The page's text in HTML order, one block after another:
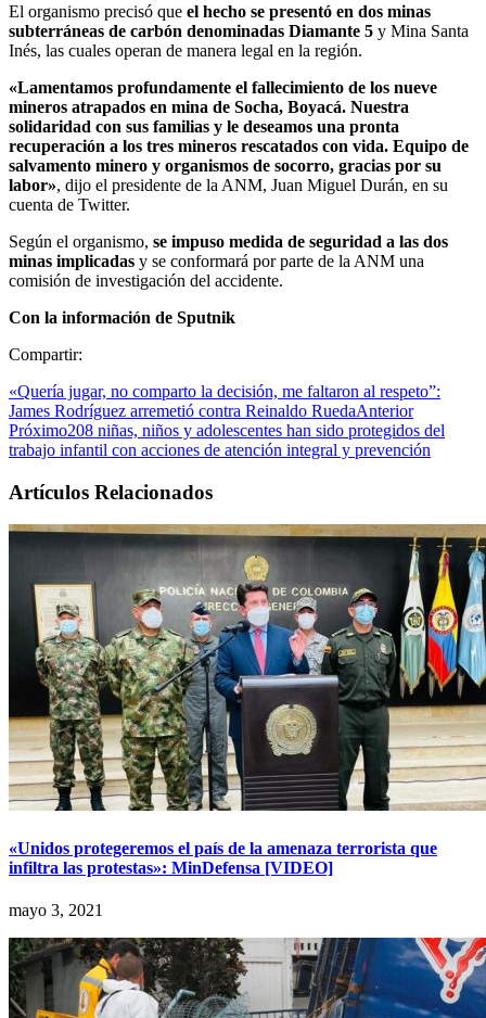
El organismo precisó que el hecho se presentó en dos minas
subterráneas de carbón denominadas Diamante 5 y Mina Santa
Inés, las cuales operan de manera legal en la región.
«Lamentamos profundamente el fallecimiento de los nueve
mineros atrapados en mina de Socha, Boyacá. Nuestra
solidaridad con sus familias y le deseamos una pronta
recuperación a los tres mineros rescatados con vida. Equipo de
salvamento minero y organismos de socorro, gracias por su
labor», dijo el presidente de la ANM, Juan Miguel Durán, en su
cuenta de Twitter.
Según el organismo, se impuso medida de seguridad a las dos
minas implicadas y se conformará por parte de la ANM una
comisión de investigación del accidente.
Con la información de Sputnik
Compartir:
«Quería jugar, no comparto la decisión, me faltaron al respeto”:
James Rodríguez arremetió contra Reinaldo RuedaAnterior
Próximo208 niñas, niños y adolescentes han sido protegidos del
trabajo infantil con acciones de atención integral y prevención
Artículos Relacionados
«Unidos protegeremos el país de la amenaza terrorista que
infiltra las protestas»: MinDefensa [VIDEO]
mayo 3, 2021